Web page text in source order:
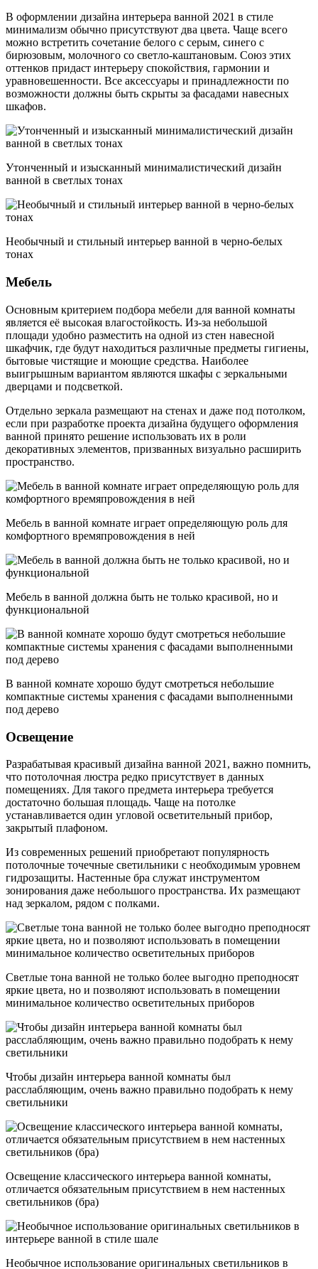
В оформлении дизайна интерьера ванной 2021 в стиле
минимализм обычно присутствуют два цвета. Чаще всего
можно встретить сочетание белого с серым, синего с
бирюзовым, молочного со светло-каштановым. Союз этих
оттенков придаст интерьеру спокойствия, гармонии и
уравновешенности. Все аксессуары и принадлежности по
возможности должны быть скрыты за фасадами навесных
шкафов.
Утонченный и изысканный минималистический дизайн
ванной в светлых тонах
Необычный и стильный интерьер ванной в черно-белых
тонах
Мебель
Основным критерием подбора мебели для ванной комнаты
является её высокая влагостойкость. Из-за небольшой
площади удобно разместить на одной из стен навесной
шкафчик, где будут находиться различные предметы гигиены,
бытовые чистящие и моющие средства. Наиболее
выигрышным вариантом являются шкафы с зеркальными
дверцами и подсветкой.
Отдельно зеркала размещают на стенах и даже под потолком,
если при разработке проекта дизайна будущего оформления
ванной принято решение использовать их в роли
декоративных элементов, призванных визуально расширить
пространство.
Мебель в ванной комнате играет определяющую роль для
комфортного времяпровождения в ней
Мебель в ванной должна быть не только красивой, но и
функциональной
В ванной комнате хорошо будут смотреться небольшие
компактные системы хранения с фасадами выполненными
под дерево
Освещение
Разрабатывая красивый дизайна ванной 2021, важно помнить,
что потолочная люстра редко присутствует в данных
помещениях. Для такого предмета интерьера требуется
достаточно большая площадь. Чаще на потолке
устанавливается один угловой осветительный прибор,
закрытый плафоном.
Из современных решений приобретают популярность
потолочные точечные светильники с необходимым уровнем
гидрозащиты. Настенные бра служат инструментом
зонирования даже небольшого пространства. Их размещают
над зеркалом, рядом с полками.
Светлые тона ванной не только более выгодно преподносят
яркие цвета, но и позволяют использовать в помещении
минимальное количество осветительных приборов
Чтобы дизайн интерьера ванной комнаты был
расслабляющим, очень важно правильно подобрать к нему
светильники
Освещение классического интерьера ванной комнаты,
отличается обязательным присутствием в нем настенных
светильников (бра)
Необычное использование оригинальных светильников в